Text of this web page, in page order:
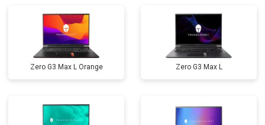
Zero G3 Max L Orange Zero G3 Max L